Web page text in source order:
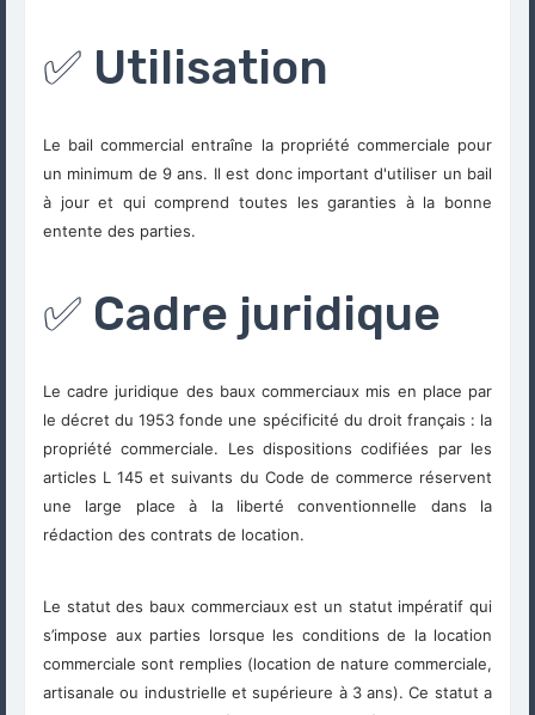
✅ Utilisation
Le bail commercial entraîne la propriété commerciale pour
un minimum de 9 ans. Il est donc important d'utiliser un bail
à jour et qui comprend toutes les garanties à la bonne
entente des parties.
✅ Cadre juridique
Le cadre juridique des baux commerciaux mis en place par
le décret du 1953 fonde une spécificité du droit français : la
propriété commerciale. Les dispositions codifiées par les
articles L 145 et suivants du Code de commerce réservent
une large place à la liberté conventionnelle dans la
rédaction des contrats de location.
Le statut des baux commerciaux est un statut impératif qui
s’impose aux parties lorsque les conditions de la location
commerciale sont remplies (location de nature commerciale,
artisanale ou industrielle et supérieure à 3 ans). Ce statut a